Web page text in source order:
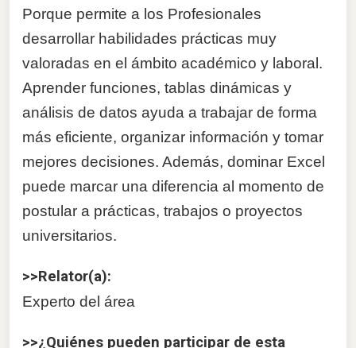
Porque permite a los Profesionales
desarrollar habilidades prácticas muy
valoradas en el ámbito académico y laboral.
Aprender funciones, tablas dinámicas y
análisis de datos ayuda a trabajar de forma
más eficiente, organizar información y tomar
mejores decisiones. Además, dominar Excel
puede marcar una diferencia al momento de
postular a prácticas, trabajos o proyectos
universitarios.
>>Relator(a):
Experto del área
>>¿Quiénes pueden participar de esta